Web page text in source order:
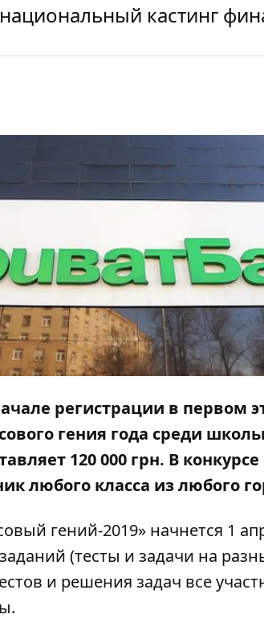
кастинг
регистрации в первом
гения года среди
120 000 грн. В
любого класса из любого
гений-2019» начнется 1
(тесты и задачи на
и решения задач все